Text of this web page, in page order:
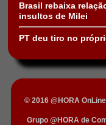
Brasil rebaixa
insultos de Milei
PT deu tiro no
© 2016 @HORA
Grupo @HORA de